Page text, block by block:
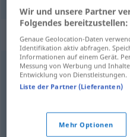
„engagieren“
engagieren [ãgaˈʒiːrən]v/r <
Übersicht aller
bağlanmak...
Wir und unsere Partner
Folgendes bereitzustellen:
Genaue Geolocation-Daten
Identifikation aktiv abfragen.
Informationen auf einem Gerät.
Messung von Werbung und
Entwicklung von Dienstleistungen.
Liste der Partner (Lieferanten)
Mehr Optionen